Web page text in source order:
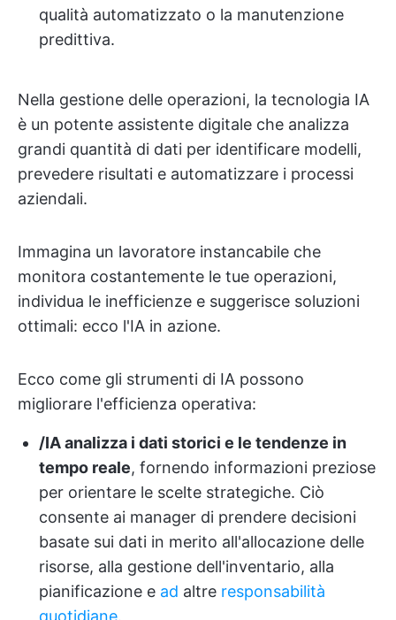
qualità automatizzato o la manutenzione
predittiva.
Nella gestione delle operazioni, la tecnologia IA
è un potente assistente digitale che analizza
grandi quantità di dati per identificare modelli,
prevedere risultati e automatizzare i processi
aziendali.
Immagina un lavoratore instancabile che
monitora costantemente le tue operazioni,
individua le inefficienze e suggerisce soluzioni
ottimali: ecco l'IA in azione.
Ecco come gli strumenti di IA possono
migliorare l'efficienza operativa:
/IA analizza i dati storici e le tendenze in
tempo reale, fornendo informazioni preziose
per orientare le scelte strategiche. Ciò
consente ai manager di prendere decisioni
basate sui dati in merito all'allocazione delle
risorse, alla gestione dell'inventario, alla
pianificazione e ad altre responsabilità
quotidiane